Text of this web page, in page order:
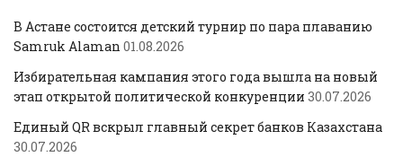
В Астане состоится детский турнир по пара плаванию
Samruk Alaman 01.08.2026
Избирательная кампания этого года вышла на новый
этап открытой политической конкуренции 30.07.2026
Единый QR вскрыл главный секрет банков Казахстана
30.07.2026